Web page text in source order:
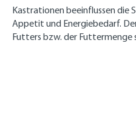
Kastrationen beeinflussen die
Appetit und Energiebedarf.
Futters bzw. der Futtermenge